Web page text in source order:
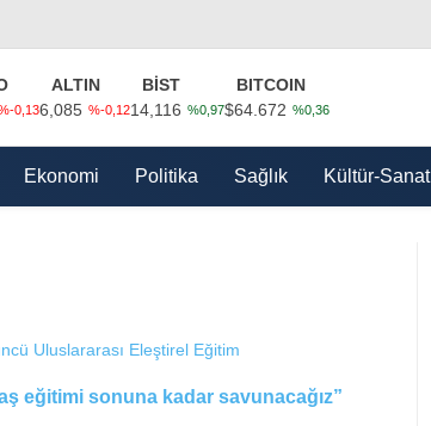
0,13
ALTIN
6,085 %-0,12
BİST
14,116 %0,97
BITCOIN
$64.672 %0,36
Ekonomi Politika Sağlık Kültür-Sanat
eğitimi sonuna kadar savunacağız”